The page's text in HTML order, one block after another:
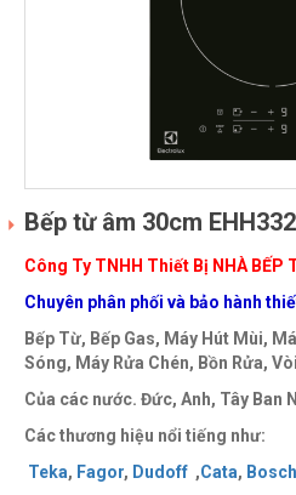
Bếp từ âm 30cm
Công Ty TNHH Thiết Bị NHÀ BẾP
Chuyên phân phối và bảo hành
Bếp Từ, Bếp Gas, Máy Hút Mùi,
Sóng, Máy Rửa Chén, Bồn Rửa,
Của các nước. Đức, Anh, Tây Ban
Các thương hiệu nổi tiếng như:
Teka, Fagor, Dudoff ,Cata, Bosch